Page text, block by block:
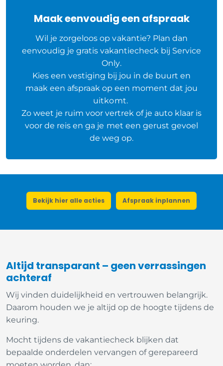
Maak eenvoudig een afspraak
Wil je zorgeloos op vakantie? Plan dan
eenvoudig je gratis vakantiecheck bij Service
Only.
Kies een vestiging bij jou in de buurt en
maak een afspraak op een moment dat jou
uitkomt.
Zo weet je ruim voor vertrek of je auto klaar is
voor de reis en ga je met een gerust gevoel
de weg op.
Bekijk hier alle acties Afspraak inplannen
Altijd transparant – geen verrassingen
achteraf
Wij vinden duidelijkheid en vertrouwen belangrijk.
Daarom houden we je altijd op de hoogte tijdens de
keuring.
Mocht tijdens de vakantiecheck blijken dat
bepaalde onderdelen vervangen of gerepareerd